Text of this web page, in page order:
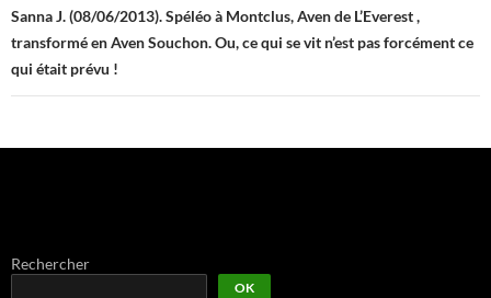
Sanna J. (08/06/2013). Spéléo à Montclus, Aven de L’Everest ,
transformé en Aven Souchon. Ou, ce qui se vit n’est pas forcément ce
qui était prévu !
Rechercher
OK